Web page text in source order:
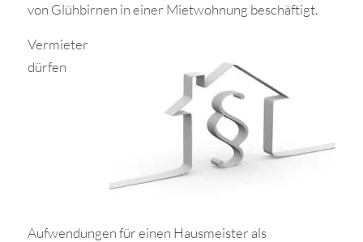
von Glühbirnen in einer Mietwohnung beschäftigt.
Vermieter
dürfen
Aufwendungen für einen Hausmeister als